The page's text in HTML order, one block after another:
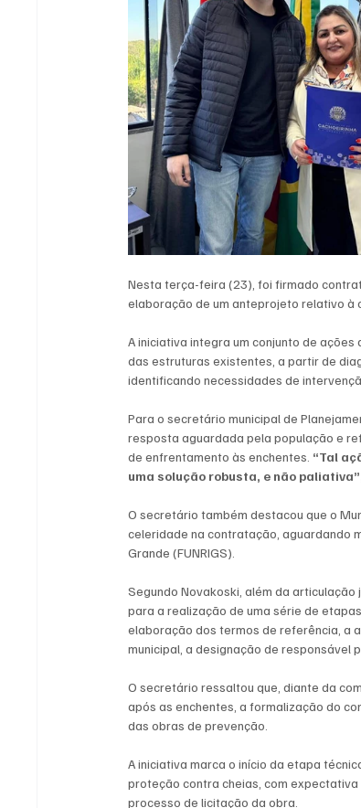
Nesta terça-feira (23), foi firmado
elaboração de um anteprojeto relativo à
A iniciativa integra um conjunto de
das estruturas existentes, a partir de
identificando necessidades de
Para o secretário municipal de
resposta aguardada pela população e
de enfrentamento às enchentes. “Tal
uma solução robusta, e não
O secretário também destacou que o
celeridade na contratação, aguardando
Grande (FUNRIGS).
Segundo Novakoski, além da
para a realização de uma série de
elaboração dos termos de referência, a
municipal, a designação de responsável
O secretário ressaltou que, diante da
após as enchentes, a formalização do
das obras de prevenção.
A iniciativa marca o início da etapa
proteção contra cheias, com
processo de licitação da obra.